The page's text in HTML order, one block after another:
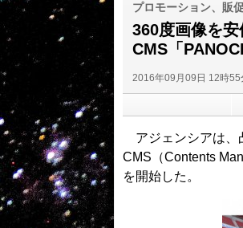
プロモーション、販
360度画像を
CMS「
2016年09月09日 12時55
アジェンシアは、
CMS（Contents
を開始した。